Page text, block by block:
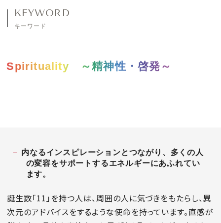
KEYWORD
キーワード
Spirituality ～精神性・啓発～
内なるインスピレーションとつながり、多くの人
の変容をサポートするエネルギーにあふれてい
ます。
誕生数「11」を持つ人は、周囲の人に気づきをもたらし、異
次元のアドバイスをするような使命を持っています。直感が